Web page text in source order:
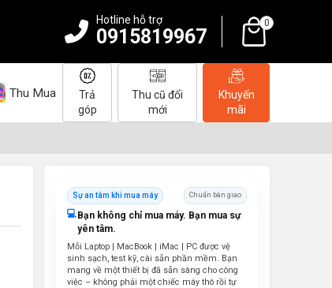
Hotline hỗ trợ
0915819967
0
Thu Mua
Trả
góp
Thu cũ đổi
mới
Khuyến
mãi
Sự an tâm khi mua máy Chuẩn bàn giao
💻 Bạn không chỉ mua máy. Bạn mua sự
yên tâm.
Mỗi Laptop | MacBook | iMac | PC được vệ
sinh sạch, test kỹ, cài sẵn phần mềm. Bạn
mang về một thiết bị đã sẵn sàng cho công
việc – không phải một chiếc máy thô rồi tự